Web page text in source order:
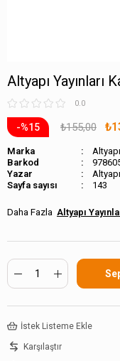
Altyapı Yayınları
0.0
15 ₺155,00
Marka
Barkod
Sayfa sayısı
143
Altyapı
İstek Listeme Ekle
Karşılaştır